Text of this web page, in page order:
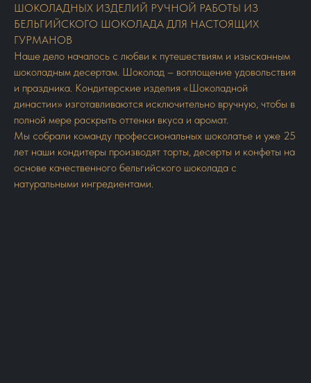
ШОКОЛАДНЫХ ИЗДЕЛИЙ РУЧНОЙ РАБОТЫ ИЗ
БЕЛЬГИЙСКОГО ШОКОЛАДА ДЛЯ НАСТОЯЩИХ
ГУРМАНОВ
Наше дело началось с любви к путешествиям и изысканным
шоколадным десертам. Шоколад – воплощение удовольствия
и праздника. Кондитерские изделия «Шоколадной
династии» изготавливаются исключительно вручную, чтобы в
полной мере раскрыть оттенки вкуса и аромат.
Мы собрали команду профессиональных шоколатье и уже 25
лет наши кондитеры производят торты, десерты и конфеты на
основе качественного бельгийского шоколада с
натуральными ингредиентами.